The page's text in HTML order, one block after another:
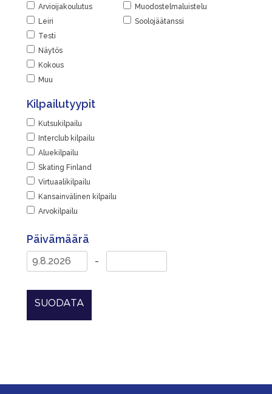
Arvioijakoulutus
Leiri
Testi
Näytös
Kokous
Muu
Muodostelmaluistelu
Soolojäätanssi
Kilpailutyypit
Kutsukilpailu
Interclub kilpailu
Aluekilpailu
Skating Finland
Virtuaalikilpailu
Kansainvälinen kilpailu
Arvokilpailu
Päivämäärä
-
SUODATA